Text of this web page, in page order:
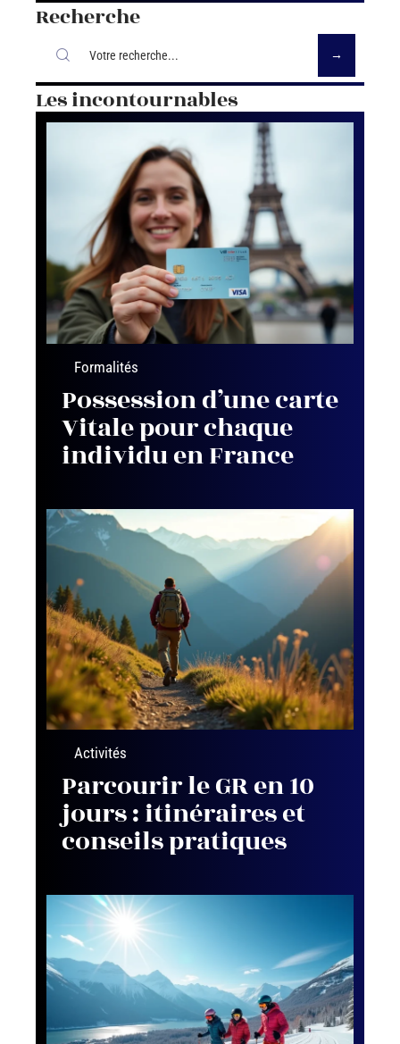
Recherche
Les incontournables
Formalités
Possession d’une carte
Vitale pour chaque
individu en France
Activités
Parcourir le GR en 10
jours : itinéraires et
conseils pratiques